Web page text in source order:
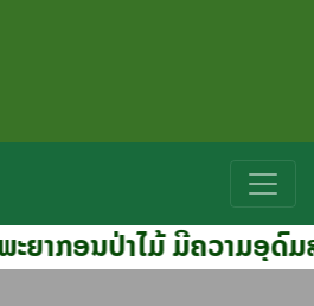
ປ່າໄມ້ ມີຄວາມອຸດົມສົມບູນ